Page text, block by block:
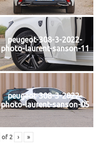
peugeot-308-3-2022-
photo-laurent-sanson-11
peugeot-308-3-2022-
photo-laurent-sanson-05
of 2 › »